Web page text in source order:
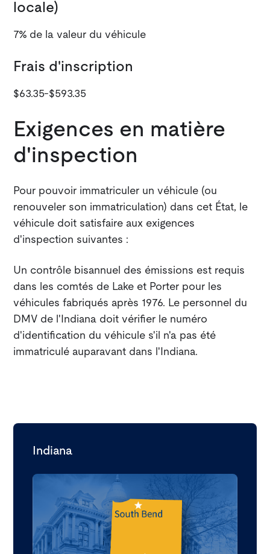
Indiana
locale)
7% de la valeur du véhicule
Frais d'inscription
$63.35-$593.35
Exigences en matière
d'inspection
Pour pouvoir immatriculer un véhicule (ou
renouveler son immatriculation) dans cet État, le
véhicule doit satisfaire aux exigences
d'inspection suivantes :
Un contrôle bisannuel des émissions est requis
dans les comtés de Lake et Porter pour les
véhicules fabriqués après 1976. Le personnel du
DMV de l'Indiana doit vérifier le numéro
d'identification du véhicule s'il n'a pas été
immatriculé auparavant dans l'Indiana.